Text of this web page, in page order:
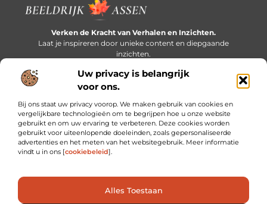
Uw privacy is belangrijk
voor ons.
Bij ons staat uw privacy voorop. We maken gebruik van cookies en
vergelijkbare technologieën om te begrijpen hoe u onze website
gebruikt en om uw ervaring te verbeteren. Deze cookies worden
gebruikt voor uiteenlopende doeleinden, zoals gepersonaliseerde
advertenties en het meten van het websitegebruik. Meer informatie
vindt u in ons [cookiebeleid].
Alles Toestaan
Verken de Kracht van Verhalen en Inzichten.
Laat je inspireren door unieke content en diepgaande
inzichten.
Bericht categorie
Onze informatie
Cookiebeleid (EU)